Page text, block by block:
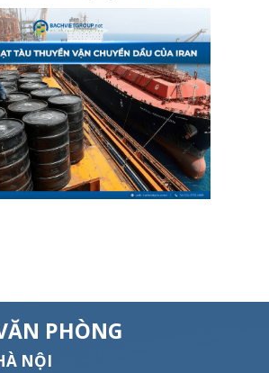
PHÒNG
NỘI